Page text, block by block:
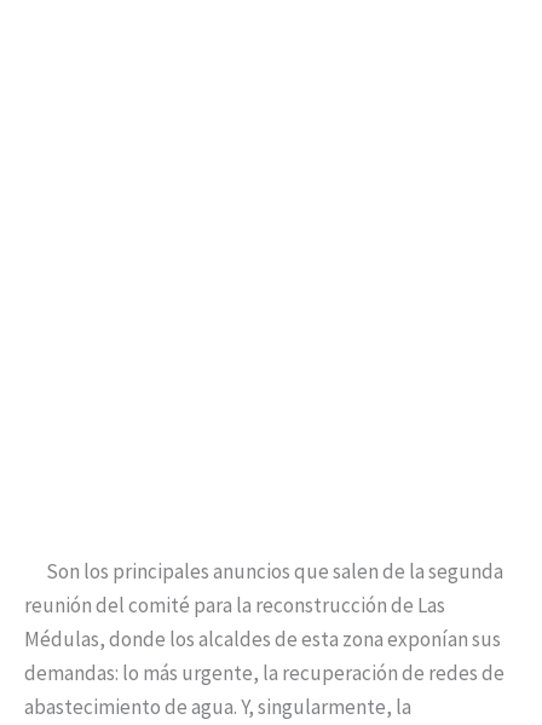
Son los principales anuncios que salen de la segunda
reunión del comité para la reconstrucción de Las
Médulas, donde los alcaldes de esta zona exponían sus
demandas: lo más urgente, la recuperación de redes de
abastecimiento de agua. Y, singularmente, la